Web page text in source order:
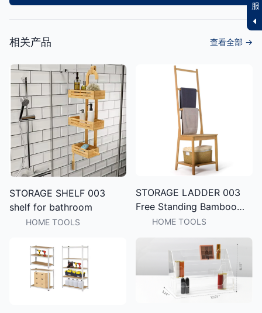
相关产品 查看全部 →
STORAGE SHELF 003
shelf for bathroom
HOME TOOLS
STORAGE LADDER 003
Free Standing Bamboo
Ladder Storage Rack,
Vertical Floor Towel
Holder for Home
HOME TOOLS
服